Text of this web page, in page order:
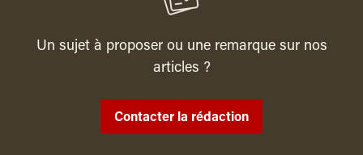
Un sujet à proposer ou une remarque sur nos
articles ?
Contacter la rédaction